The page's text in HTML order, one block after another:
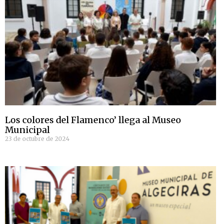
Los colores del Flamenco’ llega al Museo
Municipal
23 de octubre de 2024